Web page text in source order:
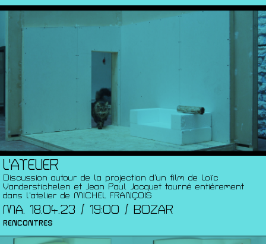
L'ATELIER
Discussion autour de la projection d’un film de Loïc
Vanderstichelen et Jean Paul Jacquet tourné entièrement
dans l’atelier de MICHEL FRANÇOIS
MA. 18.04.23 / 19:00 / BOZAR
RENCONTRES